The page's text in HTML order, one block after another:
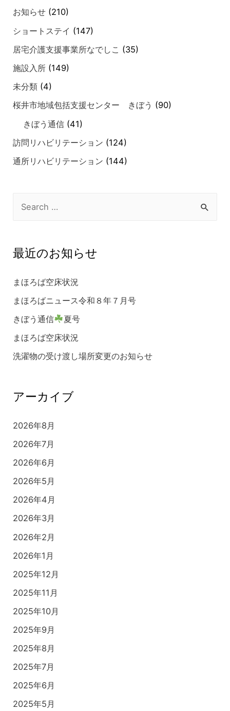
お知らせ (210)
ショートステイ (147)
居宅介護支援事業所なでしこ (35)
施設入所 (149)
未分類 (4)
桜井市地域包括支援センター きぼう (90)
きぼう通信 (41)
訪問リハビリテーション (124)
通所リハビリテーション (144)
最近のお知らせ
まほろば空床状況
まほろばニュース令和８年７月号
きぼう通信
夏号
まほろば空床状況
洗濯物の受け渡し場所変更のお知らせ
アーカイブ
2026年8月
2026年7月
2026年6月
2026年5月
2026年4月
2026年3月
2026年2月
2026年1月
2025年12月
2025年11月
2025年10月
2025年9月
2025年8月
2025年7月
2025年6月
2025年5月